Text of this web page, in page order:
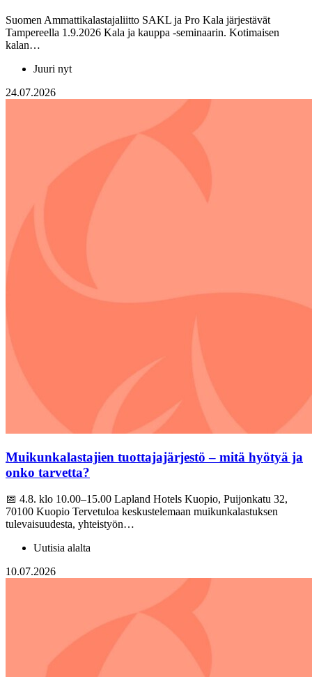
Suomen Ammattikalastajaliitto SAKL ja Pro Kala järjestävät
Tampereella 1.9.2026 Kala ja kauppa -seminaarin. Kotimaisen
kalan…
Juuri nyt
24.07.2026
Muikunkalastajien tuottajajärjestö – mitä hyötyä ja
onko tarvetta?
📅 4.8. klo 10.00–15.00 Lapland Hotels Kuopio, Puijonkatu 32,
70100 Kuopio Tervetuloa keskustelemaan muikunkalastuksen
tulevaisuudesta, yhteistyön…
Uutisia alalta
10.07.2026